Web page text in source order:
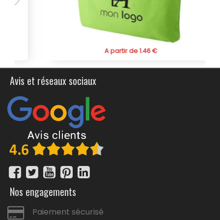
sacoche Divaz pour associer praticité, impact
écologique positif et communication efficace pour
vos conférences, congrès, salons, séminaires.
A partir de 1.46 €
Avis et réseaux sociaux
Nos engagements
Paiement sécurisé